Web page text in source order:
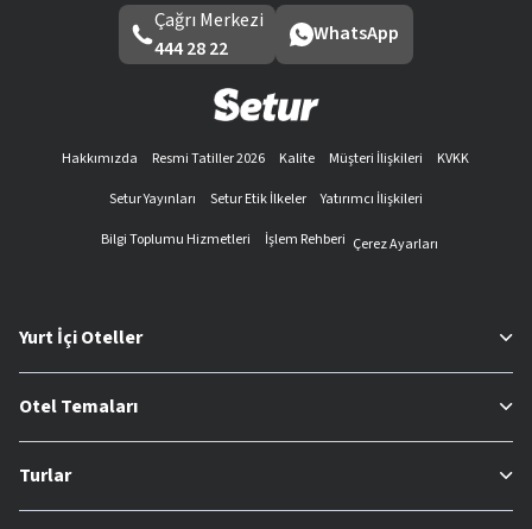
Çağrı Merkezi
444 28 22
WhatsApp
Hakkımızda Resmi Tatiller 2026 Kalite Müşteri İlişkileri
KVKK
Setur Yayınları
Setur Etik İlkeler
Yatırımcı İlişkileri
Bilgi Toplumu Hizmetleri
İşlem Rehberi Çerez Ayarları
Yurt İçi Oteller
Otel Temaları
Turlar